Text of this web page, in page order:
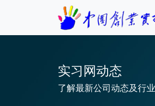
实习网动态
了解最新公司动态及行